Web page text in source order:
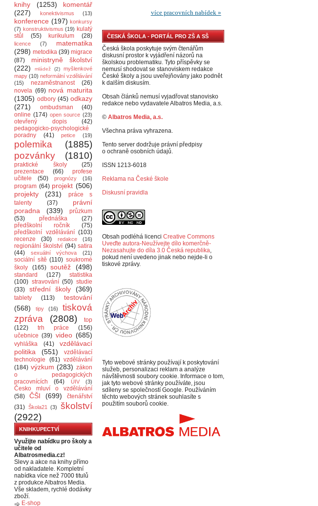
knihy
(1253)
komentář
(227)
konektivismus (13)
konference (197) konkursy
(7) konstruktivismus (19) kulatý
stůl
(55) kurikulum (28)
licence (7)
matematika
(298) metodika (39) migrace
(87)
ministryně školství
(222)
mládež (2)
myšlenkové
mapy (10) neformální vzdělávání
(15)
nezaměstnanost
(26)
novela (69) nová maturita
(1305) odbory (45) odkazy
(271)
ombudsman
(40)
online (174) open source (23)
otevřený dopis
(42)
pedagogicko-psychologické
poradny
(41) petice (19)
polemika
(1885)
pozvánky
(1810)
praktické školy
(25)
prezentace
(66)
profese
učitele
(50) prognózy (16)
program (64) projekt (506)
projekty
(231)
práce s
talenty
(37)
právní
poradna
(339)
průzkum
(53)
přednáška
(27)
předškolní ročník
(75)
předškolní vzdělávání (103)
recenze
(30) redakce (16)
regionální školství (94) satira
(44)
sexuální výchova (21)
sociální sítě (110) soukromé
školy
(165) soutěž (498)
standard (127)
statistika
(100) stravování (50) studie
(33)
střední školy (369)
tablety (113)
testování
(568)
tipy (16)
tisková
zpráva
(2808)
top
(122)
trh práce
(156)
učebnice (39) video (685)
vyhláška (41)
vzdělávací
politika
(551)
vzdělávací
technologie
(61) vzdělávání
(184) výzkum (283) zákon
o pedagogických
pracovnících
(64) ÚIV (3)
Česko mluví o vzdělávání
(58)
ČŠI (699)
čtenářství
(31) Škola21 (3)
školství
(2922)
KNIHKUPECTVÍ
Využijte nabídku pro školy a
učitele od
Albatrosmedia.cz!
Slevy a akce na knihy přímo
od nakladatele. Kompletní
nabídka více než 7000 titulů
z produkce Albatros Media.
Vše skladem, rychlé dodávky
zboží.
E-shop
ČESKÁ ŠKOLA - PORTÁL PRO ZŠ A SŠ
Česká škola poskytuje svým čtenářům
diskusní prostor k vyjádření názorů na
školskou problematiku. Tyto příspěvky se
nemusí shodovat se stanoviskem redakce
České školy a jsou uveřejňovány jako podnět
k dalším diskusím.
Obsah článků nemusí vyjadřovat stanovisko
redakce nebo vydavatele Albatros Media, a.s.
© Albatros Media, a.s.
Všechna práva vyhrazena.
Tento server dodržuje právní předpisy
o ochraně osobních údajů.
ISSN 1213-6018
Reklama na České škole
Diskusní pravidla
Obsah podléhá licenci Creative Commons
Uveďte autora-Neužívejte dílo komerčně-
Nezasahujte do díla 3.0 Česká republika,
pokud není uvedeno jinak nebo nejde-li o
tiskové zprávy.
Tyto webové stránky používají k poskytování
služeb, personalizaci reklam a analýze
návštěvnosti soubory cookie. Informace o tom,
jak tyto webové stránky používáte, jsou
sdíleny se společností Google. Používáním
těchto webových stránek souhlasíte s
použitím souborů cookie.